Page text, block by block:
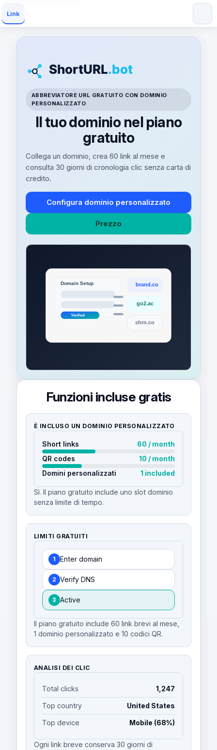
Link
ABBREVIATORE URL GRATUITO CON DOMINIO
PERSONALIZZATO
Il tuo dominio nel piano
gratuito
Collega un dominio, crea 60 link al mese e
consulta 30 giorni di cronologia clic senza carta di
credito.
Configura dominio personalizzato
Prezzo
Funzioni incluse gratis
È INCLUSO UN DOMINIO PERSONALIZZATO
Short links
60 / month
QR codes
10 / month
Domini personalizzati
1 included
Sì. Il piano gratuito include uno slot dominio
senza limite di tempo.
LIMITI GRATUITI
1 Enter domain
2 Verify DNS
3 Active
Il piano gratuito include 60 link brevi al mese,
1 dominio personalizzato e 10 codici QR.
ANALISI DEI CLIC
Total clicks 1,247
Top country United States
Top device Mobile (68%)
Ogni link breve conserva 30 giorni di